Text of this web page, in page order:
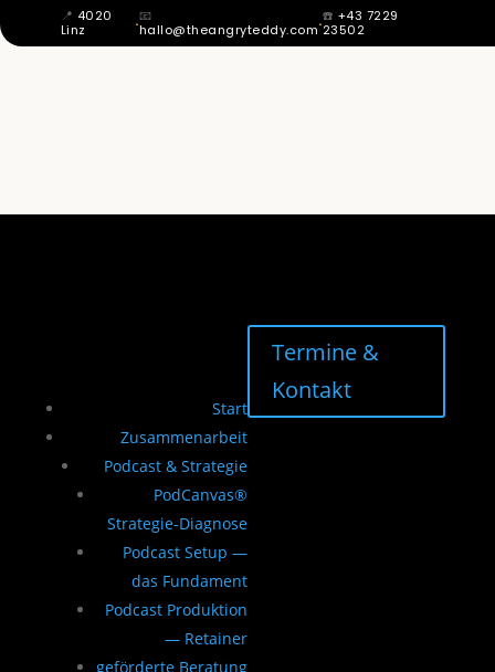
📍 4020
Linz
·📧
hallo@theangryteddy.com·☎️ +43 7229
23502
Start
Zusammenarbeit
Podcast & Strategie
PodCanvas®
Strategie-Diagnose
Podcast Setup —
das Fundament
Podcast Produktion
— Retainer
geförderte Beratung
Termine &
Kontakt